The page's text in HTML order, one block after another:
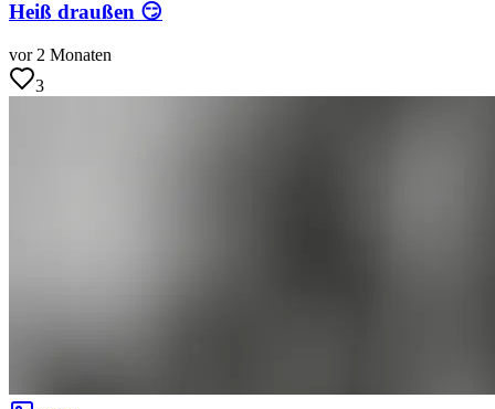
Heiß draußen 😏
vor 2 Monaten
3